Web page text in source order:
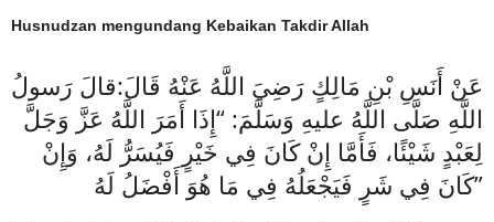
Husnudzan mengundang Kebaikan Takdir Allah
عَنْ أَنَسِ بْنِ مَالِكٍ رَضِيَ اللَّهُ عَنْهُ قَالَ:قالَ رَسولُ
اللَّهِ صَلَّى اللَّهُ عليهِ وَسَلَّمَ: “إِذَا أَمَرَ اللَّهُ عَزَّ وَجَلَّ
لِعَبْدٍ شَيْئًا، فَأَمَّا إِنْ كَانَ فِي خَيْرٍ فَيُسَرُّ لَهُ، وَإِنْ
كَانَ فِي شَرٍ فَيَجْعَلُهُ فِي مَا هُوَ أَفْضَلُ لَهُ”